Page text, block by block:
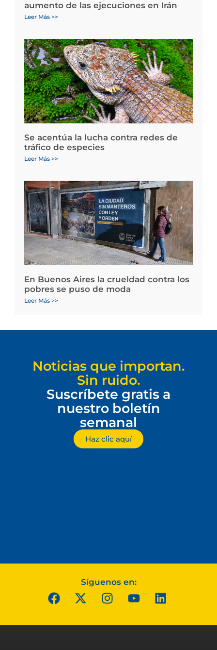
aumento de las ejecuciones en Irán
Leer Más >>
Se acentúa la lucha contra redes de
tráfico de especies
Leer Más >>
En Buenos Aires la crueldad contra los
pobres se puso de moda
Leer Más >>
Noticias que importan.
Sin ruido.
Suscríbete gratis a
nuestro boletín
semanal
Haz clic aquí
Síguenos en: